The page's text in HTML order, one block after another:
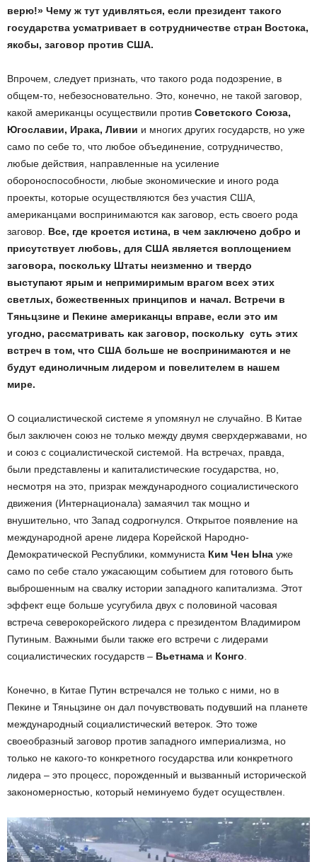
верю!» Чему ж тут удивляться, если президент такого
государства усматривает в сотрудничестве стран Востока,
якобы, заговор против США.
Впрочем, следует признать, что такого рода подозрение, в
общем-то, небезосновательно. Это, конечно, не такой заговор,
какой американцы осуществили против Советского Союза,
Югославии, Ирака, Ливии и многих других государств, но уже
само по себе то, что любое объединение, сотрудничество,
любые действия, направленные на усиление
обороноспособности, любые экономические и иного рода
проекты, которые осуществляются без участия США,
американцами воспринимаются как заговор, есть своего рода
заговор. Все, где кроется истина, в чем заключено добро и
присутствует любовь, для США является воплощением
заговора, поскольку Штаты неизменно и твердо
выступают ярым и непримиримым врагом всех этих
светлых, божественных принципов и начал. Встречи в
Тяньцзине и Пекине американцы вправе, если это им
угодно, рассматривать как заговор, поскольку суть этих
встреч в том, что США больше не воспринимаются и не
будут единоличным лидером и повелителем в нашем
мире.
О социалистической системе я упомянул не случайно. В Китае
был заключен союз не только между двумя сверхдержавами, но
и союз с социалистической системой. На встречах, правда,
были представлены и капиталистические государства, но,
несмотря на это, призрак международного социалистического
движения (Интернационала) замаячил так мощно и
внушительно, что Запад содрогнулся. Открытое появление на
международной арене лидера Корейской Народно-
Демократической Республики, коммуниста Ким Чен Ына уже
само по себе стало ужасающим событием для готового быть
выброшенным на свалку истории западного капитализма. Этот
эффект еще больше усугубила двух с половиной часовая
встреча северокорейского лидера с президентом Владимиром
Путиным. Важными были также его встречи с лидерами
социалистических государств – Вьетнама и Конго
Конечно, в Китае Путин встречался не только с ними, но в
Пекине и Тяньцзине он дал почувствовать подувший на планете
международный социалистический ветерок. Это тоже
своеобразный заговор против западного империализма, но
только не какого-то конкретного государства или конкретного
лидера – это процесс, порожденный и вызванный исторической
закономерностью, который неминуемо будет осуществлен.